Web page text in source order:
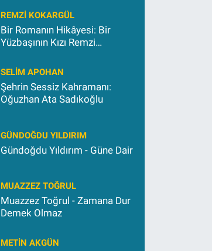
REMZI KOKARGÜL
Bir Romanın Hikâyesi: Bir
Yüzbaşının Kızı Remzi
SELIM APOHAN
Şehrin Sessiz Kahramanı:
Oğuzhan Ata Sadıkoğlu
GÜNDOĞDU YILDIRIM
Gündoğdu Yıldırım - Güne Dair
MUAZZEZ TOĞRUL
Muazzez Toğrul - Zamana Dur
Demek Olmaz
METIN AKGÜN